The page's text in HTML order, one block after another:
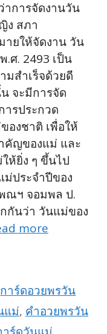
าการจัดงานวัน
ง สภา
ยให้จัดงาน วัน
ศ. 2493 เป็น
มสำเร็จด้วยดี
จะมีการจัด
รประกวด
องชาติ เพื่อให้
คัญของแม่ และ
ห้ยิ่ง ๆ ขึ้นไป
ประจำปีของ
ณฯ จอมพล ป.
กันว่า วันแม่ของ
more
การ์ดอวยพรวัน
แม่, คำอวยพรวัน